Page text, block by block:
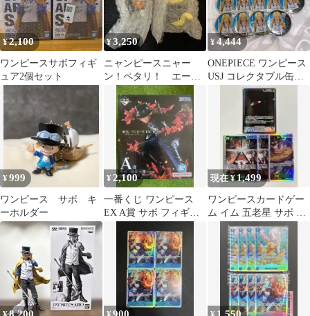
¥2,100
ワンピースサボフィギ
ュア2個セット
¥3,250
ニャンピースニャー
ン！ペタリ！ エー
ス サボ 2点セット
¥4,444
ONEPIECE ワンピース
USJ コレクタブル缶バ
ッジ サボ
¥999
ワンピース サボ キ
ーホルダー
¥2,100
一番くじ ワンピース
EX A賞 サボ フィギュ
現在 ¥1,499
ワンピースカードゲー
ム イム 五老星 サボ 4
枚セット